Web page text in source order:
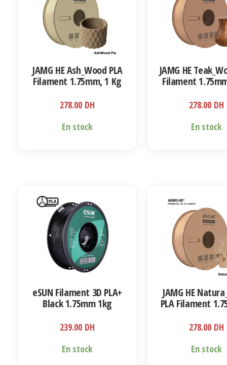
JAMG HE Ash_Wood PLA
Filament 1.75mm, 1 Kg
278.00 DH
En stock
JAMG HE
Filament
278.00 DH
En stock
eSUN Filament 3D PLA+
Black 1.75mm 1kg
239.00 DH
En stock
JAMG HE
PLA Filament
278.00 DH
En stock